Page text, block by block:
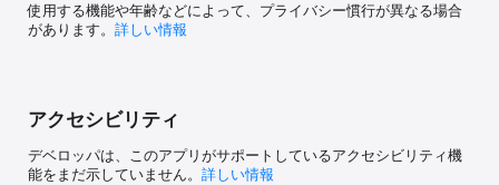
使用する機能や年齢などによって、プライバシー慣行が異なる場合
があります。 詳しい情報
アクセシビリティ
デベロッパは、このアプリがサポートしているアクセシビリティ機
能をまだ示していません。 詳しい情報